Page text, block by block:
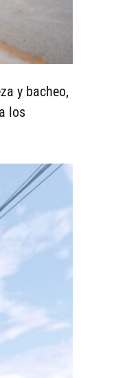
y bacheo,
los